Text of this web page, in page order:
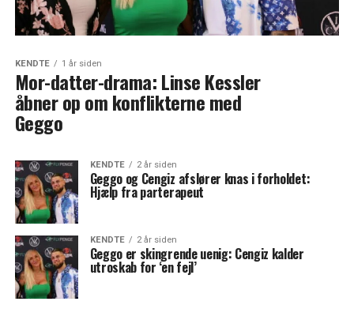
KENDTE 1 år siden
Mor-datter-drama: Linse Kessler
åbner op om konflikterne med
Geggo
KENDTE 2 år siden
Geggo og Cengiz afslører knas i forholdet:
Hjælp fra parterapeut
KENDTE 2 år siden
Geggo er skingrende uenig: Cengiz kalder
utroskab for ‘en fejl’